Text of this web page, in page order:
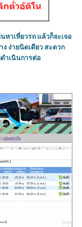
าเที่ยวรถ แล้วก็จะเจอ
ง่ายนิดเดียว สะดวก
ดำเนินการต่อ